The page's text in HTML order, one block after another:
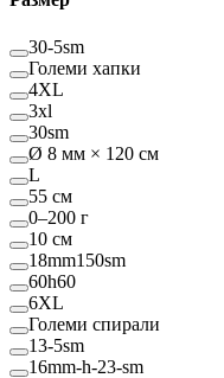
30-5sm
Големи хапки
4XL
3xl
30sm
Ø 8 мм × 120 см
L
55 см
0–200 г
10 см
18mm150sm
60h60
6XL
Големи спирали
13-5sm
16mm-h-23-sm